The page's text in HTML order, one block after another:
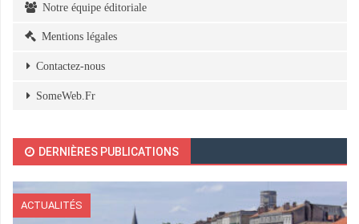
Notre équipe éditoriale
Mentions légales
Contactez-nous
SomeWeb.Fr
DERNIÈRES PUBLICATIONS
ACTUALITÉS